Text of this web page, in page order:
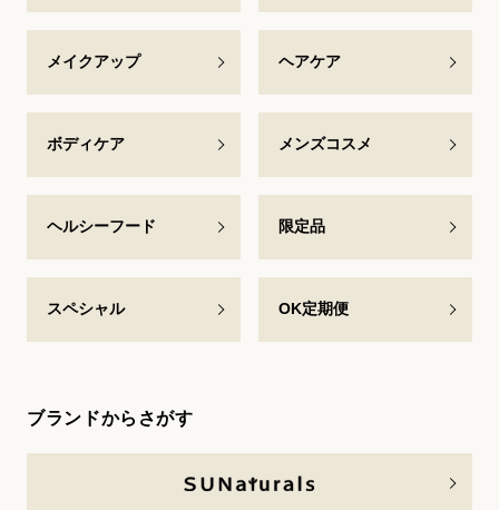
メイクアップ ヘアケア
ボディケア メンズコスメ
ヘルシーフード 限定品
スペシャル OK定期便
ブランドからさがす